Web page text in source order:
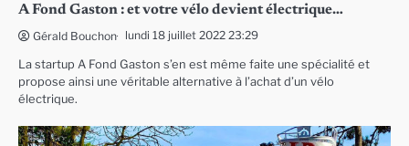
A Fond Gaston : et votre vélo devient électrique…
Gérald Bouchon lundi 18 juillet 2022 23:29
La startup A Fond Gaston s’en est même faite une spécialité et
propose ainsi une véritable alternative à l’achat d’un vélo
électrique.